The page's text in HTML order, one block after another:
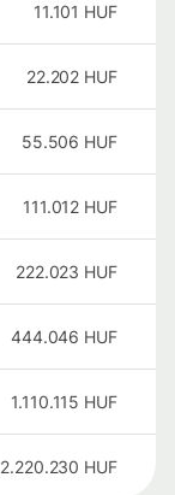
11.101 HUF
22.202 HUF
55.506 HUF
111.012 HUF
222.023 HUF
444.046 HUF
1.110.115 HUF
2.220.230 HUF